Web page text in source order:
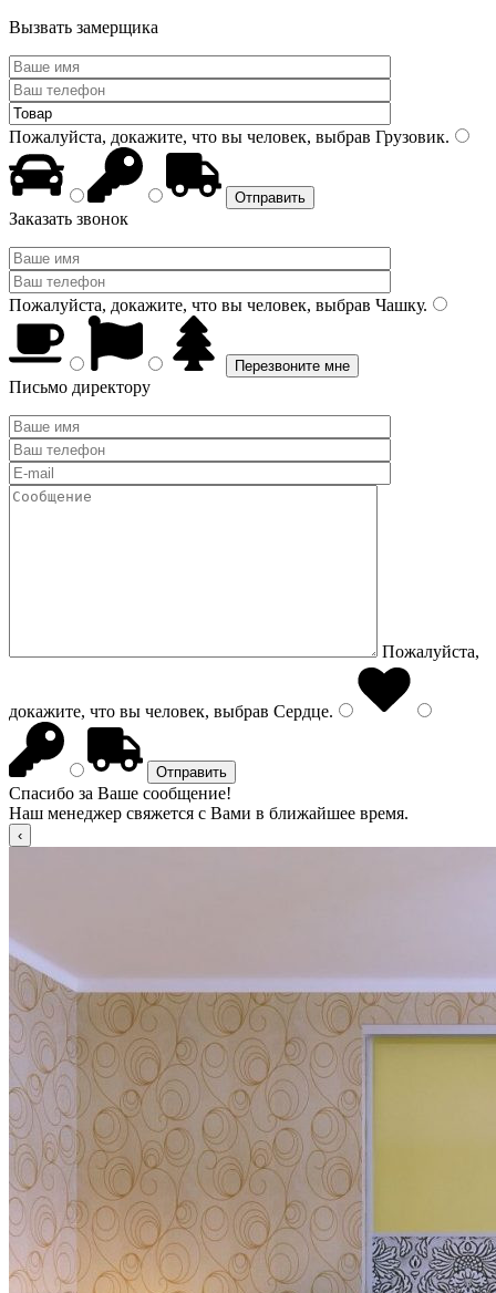
Вызвать замерщика
Пожалуйста, докажите, что вы человек, выбрав Грузовик.
Заказать звонок
Пожалуйста, докажите, что вы человек, выбрав Чашку.
Письмо директору
Пожалуйста,
докажите, что вы человек, выбрав Сердце.
Спасибо за Ваше сообщение!
Наш менеджер свяжется с Вами в ближайшее время.